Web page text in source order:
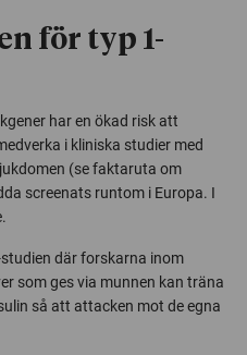
för typ 1-
har en ökad risk att
i kliniska studier med
(se faktaruta om
screenats runtom i Europa. I
där forskarna inom
som ges via munnen kan träna
så att attacken mot de egna